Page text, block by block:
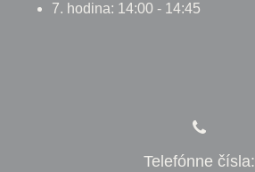
7. hodina: 14:00 - 14:45
Telefónne čísla: